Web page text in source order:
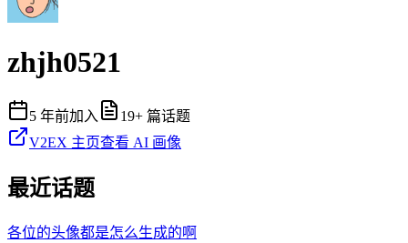
zhjh0521
5 年前加入 19+ 篇话题
V2EX 主页查看 AI 画像
最近话题
各位的头像都是怎么生成的啊